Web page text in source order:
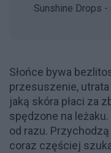
Sunshine Drops -
Słońce bywa
przesuszenie,
jaką skóra płaci za
spędzone na
od razu.
coraz częściej